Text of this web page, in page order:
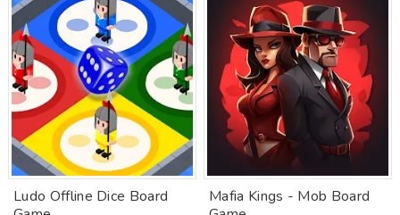
Ludo Offline Dice Board
Mafia Kings - Mob Board